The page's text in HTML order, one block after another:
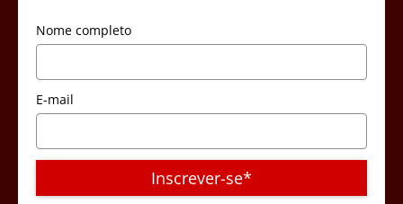
Nome completo
E-mail
Inscrever-se*